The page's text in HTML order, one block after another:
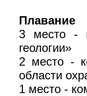
Плавание
3 место -
геологии»
2 место -
области
1 место -